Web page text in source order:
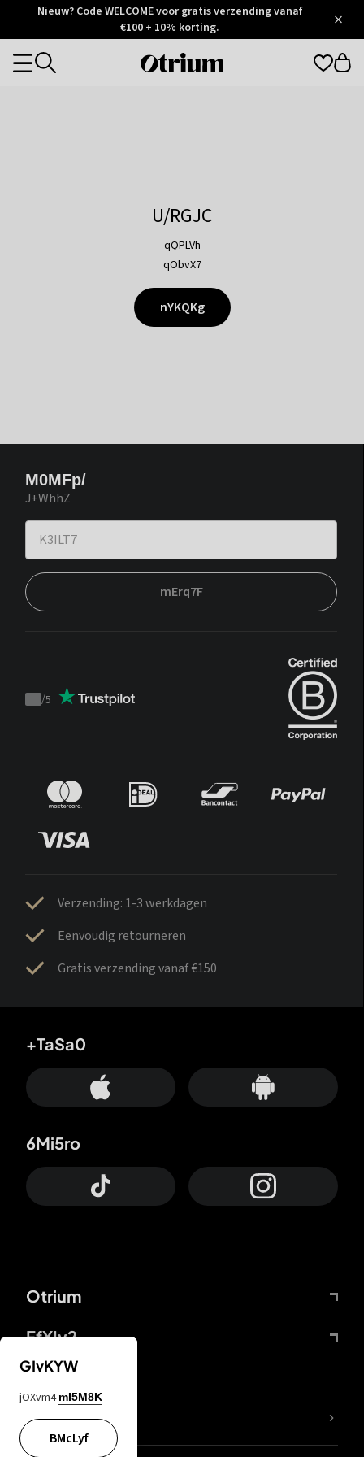
Otrium
Trustpilot
Nieuw? Code WELCOME voor gratis verzending vanaf
€100 + 10% korting.
Otrium
Categories
U/RGJC
qQPLVh
qObvX7
nYKQKg
M0MFp/
J+WhhZ
mErq7F
Trustpilot
/5
Verzending: 1-3 werkdagen
Eenvoudig retourneren
Gratis verzending vanaf €150
Otrium
FfYIy2
+TaSa0
6Mi5ro
KIjvtr
GIvKYW
jOXvm4 mI5M8K
BMcLyf